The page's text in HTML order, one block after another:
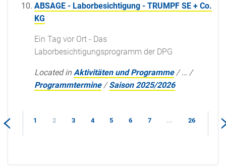
ABSAGE - Laborbesichtigung - TRUMPF SE + Co.
KG
Ein Tag vor Ort - Das
Laborbesichtigungsprogramm der DPG
Located in Aktivitäten und Programme /… /
Programmtermine /Saison 2025/2026
1 2 3 4 5 6 7 ... 26